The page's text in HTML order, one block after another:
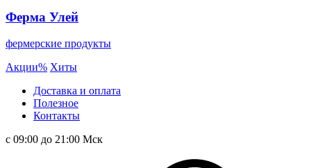
Ферма Улей
фермерские продукты
Акции% Хиты
Доставка и оплата
Полезное
Контакты
с 09:00 до 21:00 Мск